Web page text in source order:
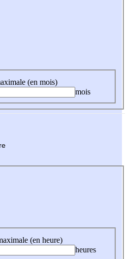
(en mois)
mois
(en heure)
heures